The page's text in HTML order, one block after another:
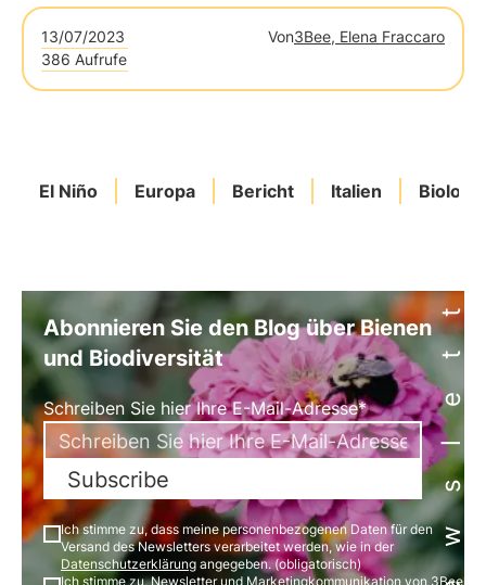
13/07/2023 Von3Bee, Elena Fraccaro
386 Aufrufe
El Niño Europa Bericht Italien Newsletter
Abonnieren Sie den Blog über Bienen
und Biodiversität
Schreiben Sie hier Ihre E-Mail-Adresse*
Subscribe
Ich stimme zu, dass meine personenbezogenen Daten für den
Versand des Newsletters verarbeitet werden, wie in der
Datenschutzerklärung angegeben. (obligatorisch)
Ich stimme zu, Newsletter und Marketingkommunikation von 3Bee